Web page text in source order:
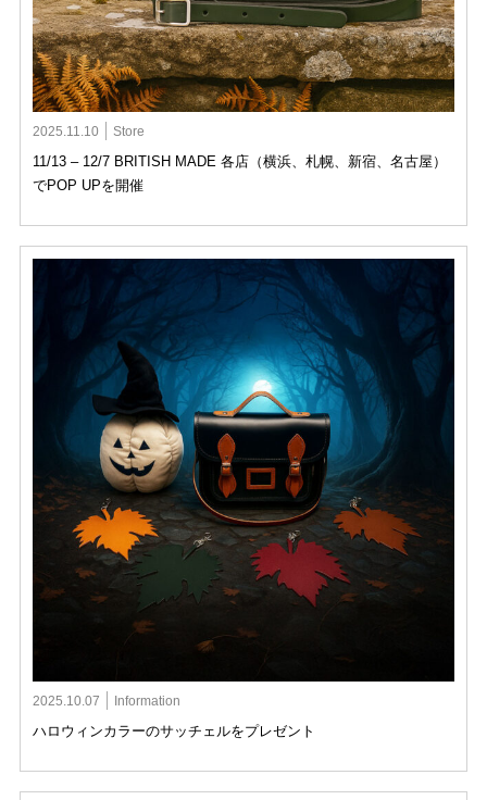
2025.11.10 Store
11/13 – 12/7 BRITISH MADE 各店（横浜、札幌、新宿、名古屋）
でPOP UPを開催
2025.10.07 Information
ハロウィンカラーのサッチェルをプレゼント